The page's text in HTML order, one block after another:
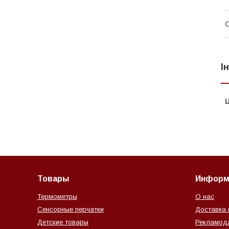
Товары
Термометры
Сенсорные перчатки
Детские товары
О нас
Доставка